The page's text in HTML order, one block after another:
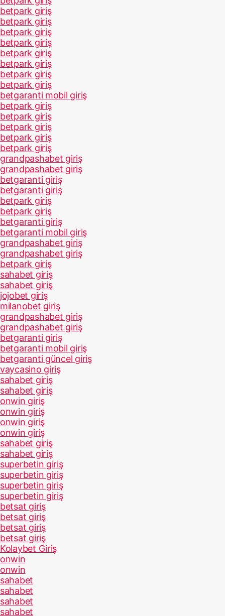
betpark giriş
betpark giriş
betpark giriş
betpark giriş
betpark giriş
betpark giriş
betpark giriş
betpark giriş
betgaranti mobil giriş
betpark giriş
betpark giriş
betpark giriş
betpark giriş
betpark giriş
grandpashabet giriş
grandpashabet giriş
betgaranti giriş
betgaranti giriş
betpark giriş
betpark giriş
betgaranti giriş
betgaranti mobil giriş
grandpashabet giriş
grandpashabet giriş
betpark giriş
sahabet giriş
sahabet giriş
jojobet giriş
milanobet giriş
grandpashabet giriş
grandpashabet giriş
betgaranti giriş
betgaranti mobil giriş
betgaranti güncel giriş
vaycasino giriş
sahabet giriş
sahabet giriş
onwin giriş
onwin giriş
onwin giriş
onwin giriş
sahabet giriş
sahabet giriş
superbetin giriş
superbetin giriş
superbetin giriş
superbetin giriş
betsat giriş
betsat giriş
betsat giriş
betsat giriş
Kolaybet Giriş
onwin
onwin
sahabet
sahabet
sahabet
sahabet